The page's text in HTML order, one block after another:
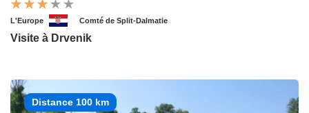
L'Europe Comté de Split-Dalmatie
Visite à Drvenik
Distance 100 km